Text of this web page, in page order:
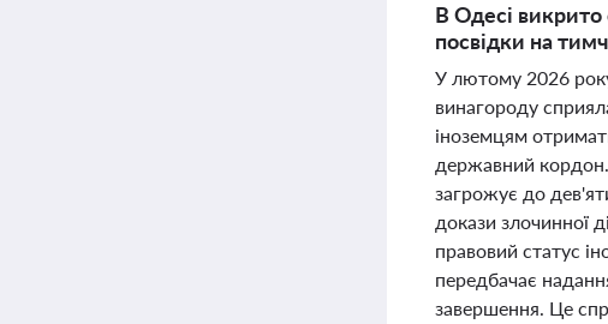
В Одесі викрито
посвідки на
У лютому 2026
винагороду
іноземцям
державний кордон.
загрожує до
докази злочинної
правовий статус
передбачає
завершення. Це